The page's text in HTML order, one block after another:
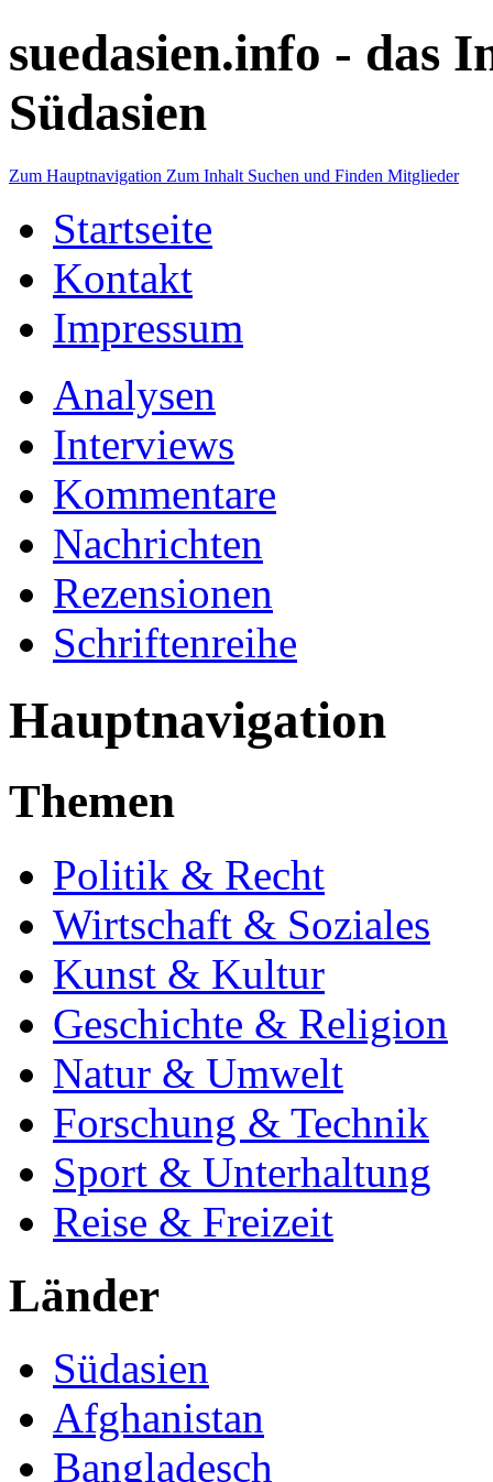
suedasien.info - das
Südasien
Zum Hauptnavigation Zum Inhalt Suchen und Finden Mitglieder
Startseite
Kontakt
Impressum
Analysen
Interviews
Kommentare
Nachrichten
Rezensionen
Schriftenreihe
Hauptnavigation
Themen
Politik & Recht
Wirtschaft & Soziales
Kunst & Kultur
Geschichte & Religion
Natur & Umwelt
Forschung & Technik
Sport & Unterhaltung
Reise & Freizeit
Länder
Südasien
Afghanistan
Bangladesch